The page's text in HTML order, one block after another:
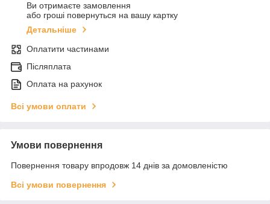
Ви отримаєте замовлення
або гроші повернуться на вашу картку
Детальніше
Оплатити частинами
Післяплата
Оплата на рахунок
Всі умови оплати
Умови повернення
Повернення товару впродовж 14 днів за домовленістю
Всі умови повернення